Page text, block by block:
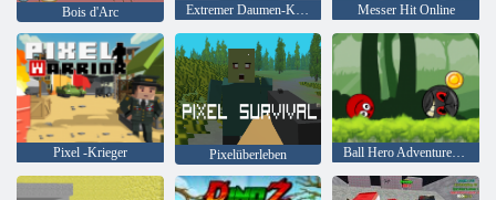
Bois d'Arc Extremer Daumen-Krieg Messer Hit Online
Pixel -Krieger Pixelüberleben Ball Hero Adventure: Roter Schlagball